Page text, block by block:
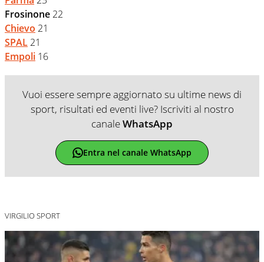
Frosinone 22
Chievo 21
SPAL 21
Empoli 16
Vuoi essere sempre aggiornato su ultime news di
sport, risultati ed eventi live? Iscriviti al nostro
canaleWhatsApp
Entra nel canale WhatsApp
VIRGILIO SPORT